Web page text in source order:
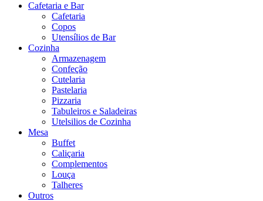
Cafetaria e Bar
Cafetaria
Copos
Utensílios de Bar
Cozinha
Armazenagem
Confeção
Cutelaria
Pastelaria
Pizzaria
Tabuleiros e Saladeiras
Utelsilios de Cozinha
Mesa
Buffet
Caliçaria
Complementos
Louça
Talheres
Outros